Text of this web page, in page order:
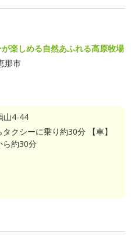
楽しめる自然あふれる高原牧場
那市
山4-44
タクシーに乗り約30分 【車】
ら約30分